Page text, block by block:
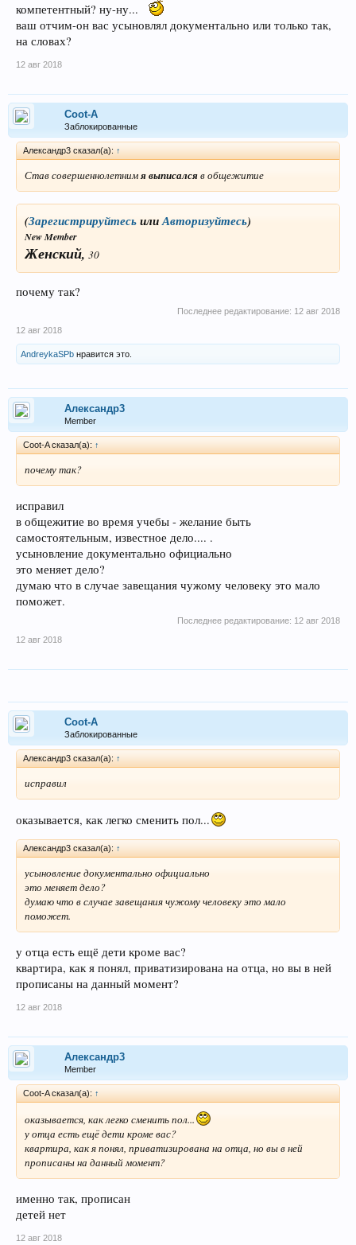
компетентный? ну-ну...
ваш отчим-он вас усыновлял документально или только так,
на словах?
12 авг 2018
Coot-A
Заблокированные
Александр3 сказал(а): ↑
Став совершеннолетнимя выписалсяв общежитие
(ЗарегистрируйтесьилиАвторизуйтесь)
New Member
Женский, 30
почему так?
Последнее редактирование: 12 авг 2018
12 авг 2018
AndreykaSPb нравится это.
Александр3
Member
Coot-A сказал(а): ↑
почему так?
исправил
в общежитие во время учебы - желание быть
самостоятельным, известное дело.... .
усыновление документально официально
это меняет дело?
думаю что в случае завещания чужому человеку это мало
поможет.
Последнее редактирование: 12 авг 2018
12 авг 2018
Coot-A
Заблокированные
Александр3 сказал(а): ↑
исправил
оказывается, как легко сменить пол...
Александр3 сказал(а): ↑
усыновление документально официально
это меняет дело?
думаю что в случае завещания чужому человеку это мало
поможет.
у отца есть ещё дети кроме вас?
квартира, как я понял, приватизирована на отца, но вы в ней
прописаны на данный момент?
12 авг 2018
Александр3
Member
Coot-A сказал(а): ↑
оказывается, как легко сменить пол...
у отца есть ещё дети кроме вас?
квартира, как я понял, приватизирована на отца, но вы в ней
прописаны на данный момент?
именно так, прописан
детей нет
12 авг 2018